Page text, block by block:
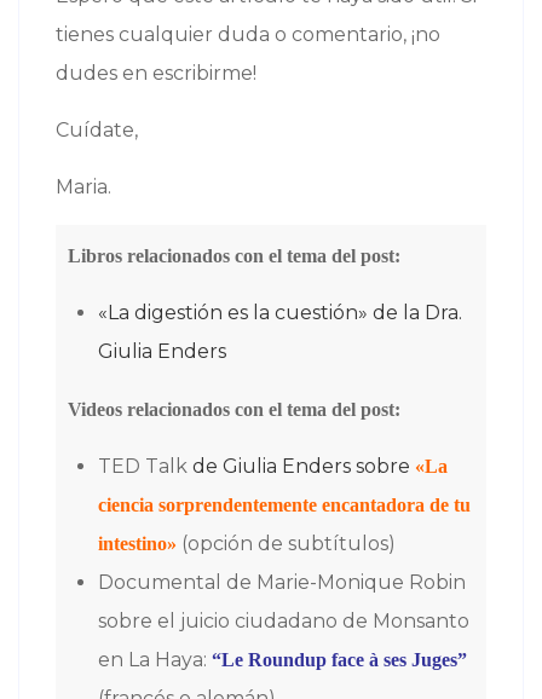
tienes cualquier duda o comentario, ¡no
dudes en escribirme!
Cuídate,
Maria.
Libros relacionados con el tema del post:
«La digestión es la cuestión» de la Dra.
Giulia Enders
Videos relacionados con el tema del post:
TED Talk de Giulia Enders sobre «La
ciencia sorprendentemente encantadora de tu
intestino» (opción de subtítulos)
Documental de Marie-Monique Robin
sobre el juicio ciudadano de Monsanto
en La Haya: “Le Roundup face à ses Juges”